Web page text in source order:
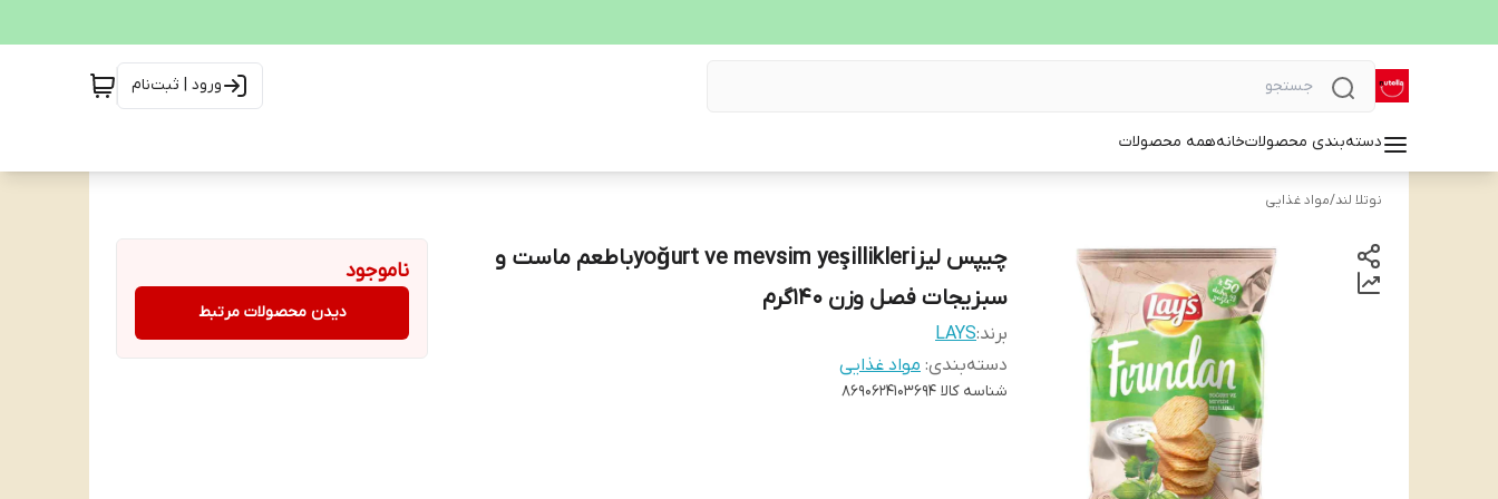
ورود | ثبت‌نام
دسته‌بندی محصولاتخانههمه محصولات
نوتلا لند/مواد غذایی
چیپس لیزyoğurt ve mevsim yeşillikleriباطعم ماست و
سبزیجات فصل وزن ۱۴۰گرم
برند:LAYS
دسته‌بندی: مواد غذایی
شناسه کالا 8690624103694
ناموجود
دیدن محصولات مرتبط